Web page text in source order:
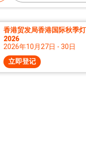
香港贸发局香港国际秋季
2026
2026年10月27日 - 30日
立即登记